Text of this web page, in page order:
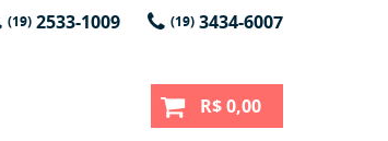
(19)2533-1009 (19)3434-6007
R$ 0,00